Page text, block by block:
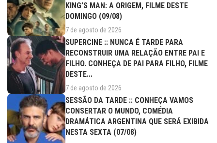
KING’S MAN: A ORIGEM, FILME DESTE
DOMINGO (09/08)
7 de agosto de 2026
SUPERCINE :: NUNCA É TARDE PARA
RECONSTRUIR UMA RELAÇÃO ENTRE PAI E
FILHO. CONHEÇA DE PAI PARA FILHO, FILME
DESTE...
7 de agosto de 2026
SESSÃO DA TARDE :: CONHEÇA VAMOS
CONSERTAR O MUNDO, COMÉDIA
DRAMÁTICA ARGENTINA QUE SERÁ EXIBIDA
NESTA SEXTA (07/08)